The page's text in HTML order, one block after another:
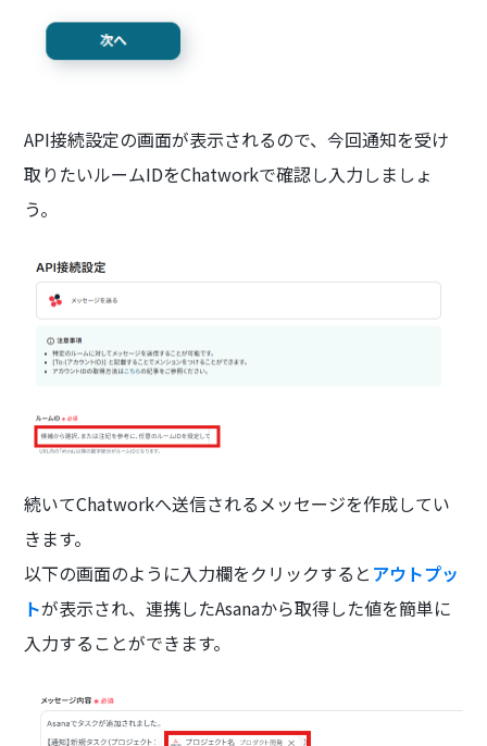
API接続設定の画面が表示されるので、今回通知を受け
取りたいルームIDをChatworkで確認し入力しましょ
う。
続いてChatworkへ送信されるメッセージを作成してい
きます。
以下の画面のように入力欄をクリックすると アウトプッ
トが表示され、連携したAsanaから取得した値を簡単に
入力することができます。